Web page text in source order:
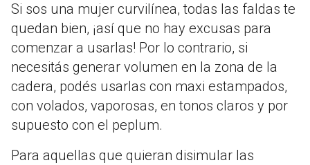
Si sos una mujer curvilínea, todas las faldas te
quedan bien, ¡así que no hay excusas para
comenzar a usarlas! Por lo contrario, si
necesitás generar volumen en la zona de la
cadera, podés usarlas con maxi estampados,
con volados, vaporosas, en tonos claros y por
supuesto con el peplum.
Para aquellas que quieran disimular las